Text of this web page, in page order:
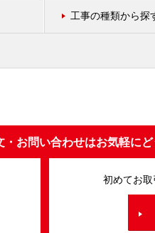
工事の種類から探
・お問い合わせはお気軽に
初めてお取